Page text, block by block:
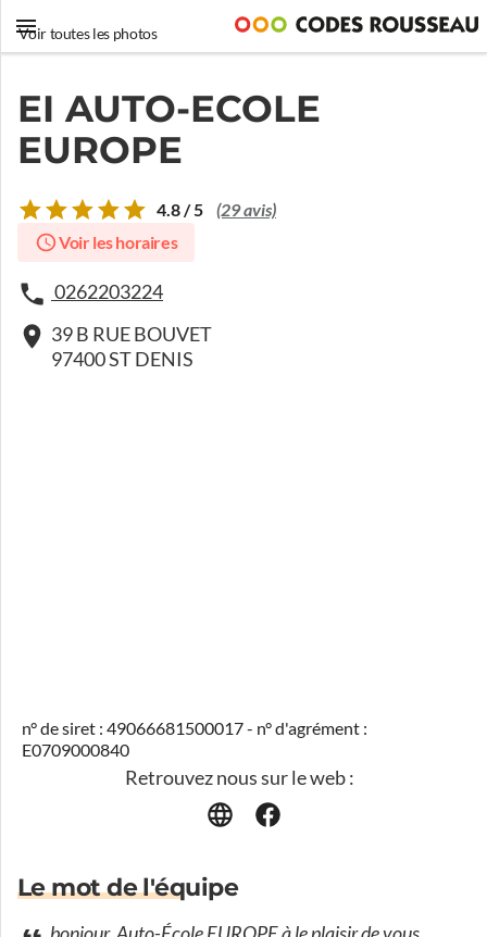
Voir toutes les photos
EI AUTO-ECOLE
EUROPE
4.8 / 5 (29 avis)
Voir les horaires
0262203224
39 B RUE BOUVET
97400 ST DENIS
n° de siret : 49066681500017 - n° d'agrément :
E0709000840
Retrouvez nous sur le web :
Le mot de l'équipe